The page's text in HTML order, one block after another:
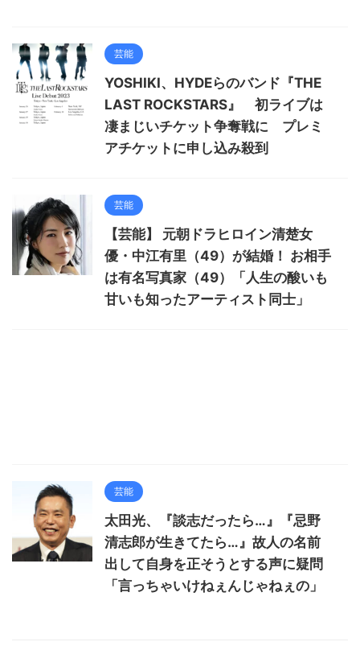
芸能
YOSHIKI、HYDEらのバンド『THE
LAST ROCKSTARS』 初ライブは
凄まじいチケット争奪戦に プレミ
アチケットに申し込み殺到
芸能
【芸能】 元朝ドラヒロイン清楚女
優・中江有里（49）が結婚！ お相手
は有名写真家（49）「人生の酸いも
甘いも知ったアーティスト同士」
芸能
太田光、『談志だったら…』『忌野
清志郎が生きてたら…』故人の名前
出して自身を正そうとする声に疑問
「言っちゃいけねぇんじゃねぇの」